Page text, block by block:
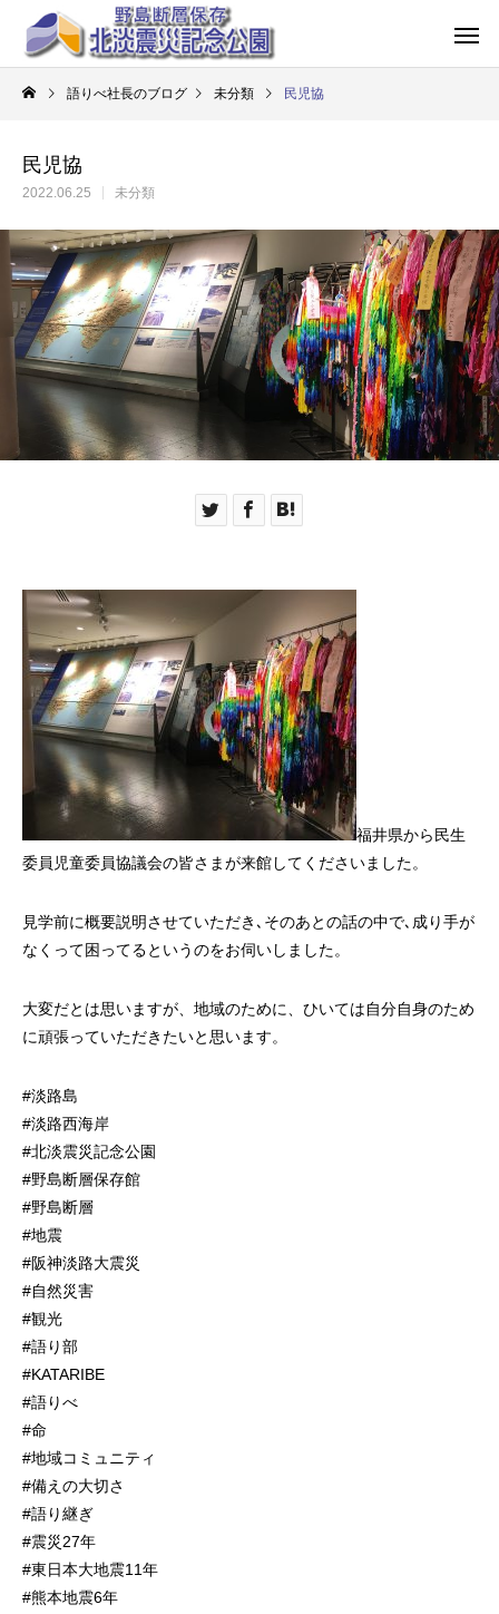
語りべ社長のブログ 未分類 民児協
民児協
2022.06.25 未分類
福井県から民生
委員児童委員協議会の皆さまが来館してくださいました。
見学前に概要説明させていただき､そのあとの話の中で､成り手が
なくって困ってるというのをお伺いしました。
大変だとは思いますが、地域のために、ひいては自分自身のため
に頑張っていただきたいと思います。
#淡路島
#淡路西海岸
#北淡震災記念公園
#野島断層保存館
#野島断層
#地震
#阪神淡路大震災
#自然災害
#観光
#語り部
#KATARIBE
#語りべ
#命
#地域コミュニティ
#備えの大切さ
#語り継ぎ
#震災27年
#東日本大地震11年
#熊本地震6年